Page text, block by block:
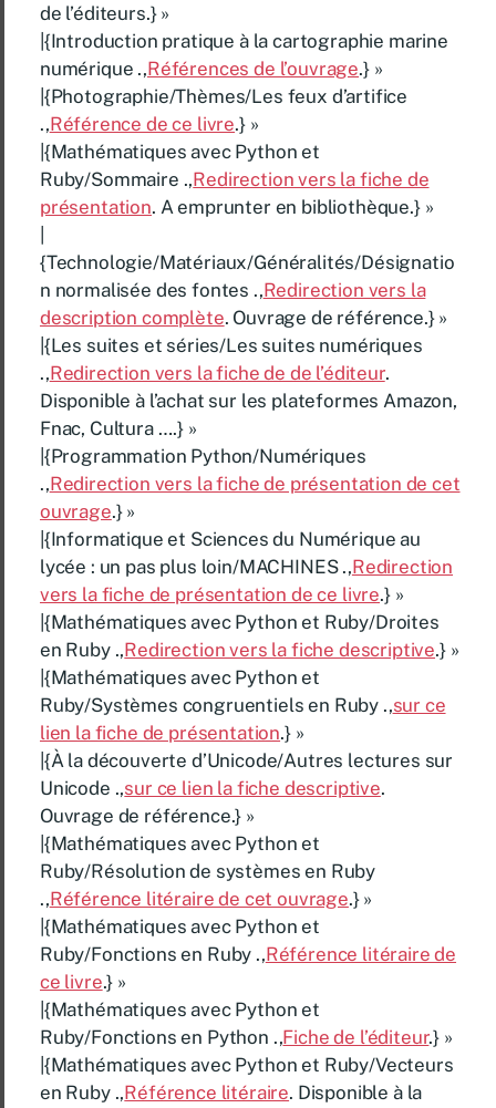
de l’éditeurs.} »
|{Introduction pratique à la cartographie marine
numérique .,Références de l’ouvrage.} »
|{Photographie/Thèmes/Les feux d’artifice
.,Référence de ce livre.} »
|{Mathématiques avec Python et
Ruby/Sommaire .,Redirection vers la fiche de
présentation. A emprunter en bibliothèque.} »
{Technologie/Matériaux/Généralités/Désignatio
n normalisée des fontes .,Redirection vers la
description complète. Ouvrage de référence.} »
|{Les suites et séries/Les suites numériques
.,Redirection vers la fiche de de l’éditeur.
Disponible à l’achat sur les plateformes Amazon,
Fnac, Cultura ….} »
|{Programmation Python/Numériques
.,Redirection vers la fiche de présentation de cet
ouvrage.} »
|{Informatique et Sciences du Numérique au
lycée : un pas plus loin/MACHINES .,Redirection
vers la fiche de présentation de ce livre.} »
|{Mathématiques avec Python et Ruby/Droites
en Ruby .,Redirection vers la fiche descriptive.} »
|{Mathématiques avec Python et
Ruby/Systèmes congruentiels en Ruby .,sur ce
lien la fiche de présentation.} »
|{À la découverte d’Unicode/Autres lectures sur
Unicode .,sur ce lien la fiche descriptive.
Ouvrage de référence.} »
|{Mathématiques avec Python et
Ruby/Résolution de systèmes en Ruby
.,Référence litéraire de cet ouvrage.} »
|{Mathématiques avec Python et
Ruby/Fonctions en Ruby .,Référence litéraire de
ce livre.} »
|{Mathématiques avec Python et
Ruby/Fonctions en Python .,Fiche de l’éditeur.} »
|{Mathématiques avec Python et Ruby/Vecteurs
en Ruby .,Référence litéraire. Disponible à la